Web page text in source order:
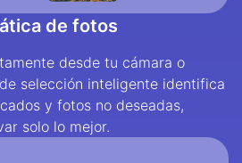
de fotos
desde tu cámara o
selección inteligente identifica
y fotos no deseadas,
solo lo mejor.